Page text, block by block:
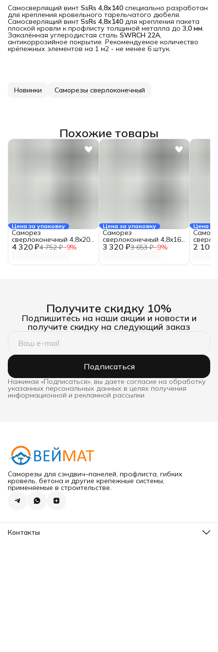
Самосверлящий винт SsRs 4,8x140 специально разработан
для крепления кровельного тарельчатого дюбеля.
Самосверлящий винт SsRs 4,8x140 для крепления пакета
плоской кровли к профлисту толщиной металла до 3,0 мм.
Закалённая углеродистая сталь SWRCH 22A,
антикоррозийное покрытие. Рекомендуемое количество
крёпежных элементов на 1 м2 - не менее 6 штук.
Новинки Саморезы сверлоконечный
Похожие товары
Цена за упаковку
4 320 ₽4 752 ₽−9%
Саморез
сверлоконечный 4,8x200
(200 шт.)
Цена за упаковку
3 320 ₽3 653 ₽−9%
Саморез
сверлоконечный 4,8x160
(200 шт.)
Цена
2 100
(200
Получите скидку 10%
Подпишитесь на наши акции и новости и
получите скидку на следующий заказ
Подписаться
Нажимая «Подписаться», вы даете согласие на обработку
указанных персональных данных в целях получения
информационной и рекламной рассылки
Саморезы для сэндвич–панелей, профлиста, гибких
кровель, бетона и другие крепежные системы,
применяемые в строительстве.
Контакты